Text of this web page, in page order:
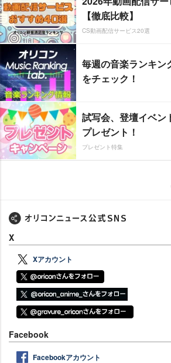
【徹底比較】
CS動画配信サービス20選
毎週の音楽ランキン
をチェック！
試写会、登壇イベン
プレゼント！
プレゼント特集
X
Xアカウント
Facebook
Facebookアカウント